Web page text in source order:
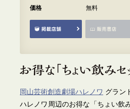
価格
無料
岡山芸術創造劇場ハレノワ グラン
ハレノワ周辺のお得な「ちょい飲